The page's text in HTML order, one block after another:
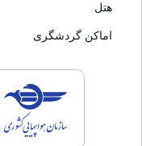
هتل
اماکن گردشگری